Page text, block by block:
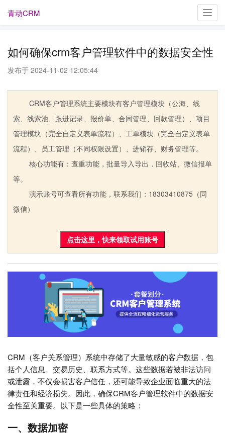
青动CRM
如何确保crm客户管理软件中的数据安全性
发布于 2024-11-02 12:05:44
CRM客户管理系统主要模块有客户管理模块（公海、线
索、线索池、跟进记录、报价单、合同管理、回款管理）、项目
管理模块（完全自定义表单流程）、工单模块（完全自定义表单
流程）、员工管理（不同权限设置）、进销存、财务管理等。
核心功能有：查重功能，批量导入导出，回收站、微信报单
等。
演示账号可查看所有功能，联系我们：18303410875（同
微信）
点击这里，快来领取试用账号
CRM（客户关系管理）系统中存储了大量敏感的客户数据，包
括个人信息、交易历史、联系方式等。这些数据若被非法访问
或泄露，不仅会损害客户信任，还可能导致企业面临重大的法
律责任和经济损失。因此，确保CRM客户管理软件中的数据安
全性至关重要。以下是一些具体的策略：
一、数据加密